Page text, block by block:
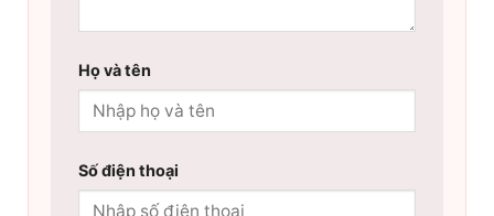
Họ và tên
Số điện thoại